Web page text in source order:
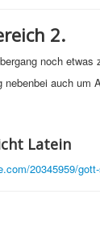
2.
noch etwas
nebenbei auch um
Latein
20345959/